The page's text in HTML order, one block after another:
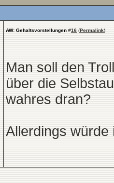
AW: Gehaltsvorstellungen #16 (Permalink)
Man soll den
über die
wahres dran?
Allerdings würde